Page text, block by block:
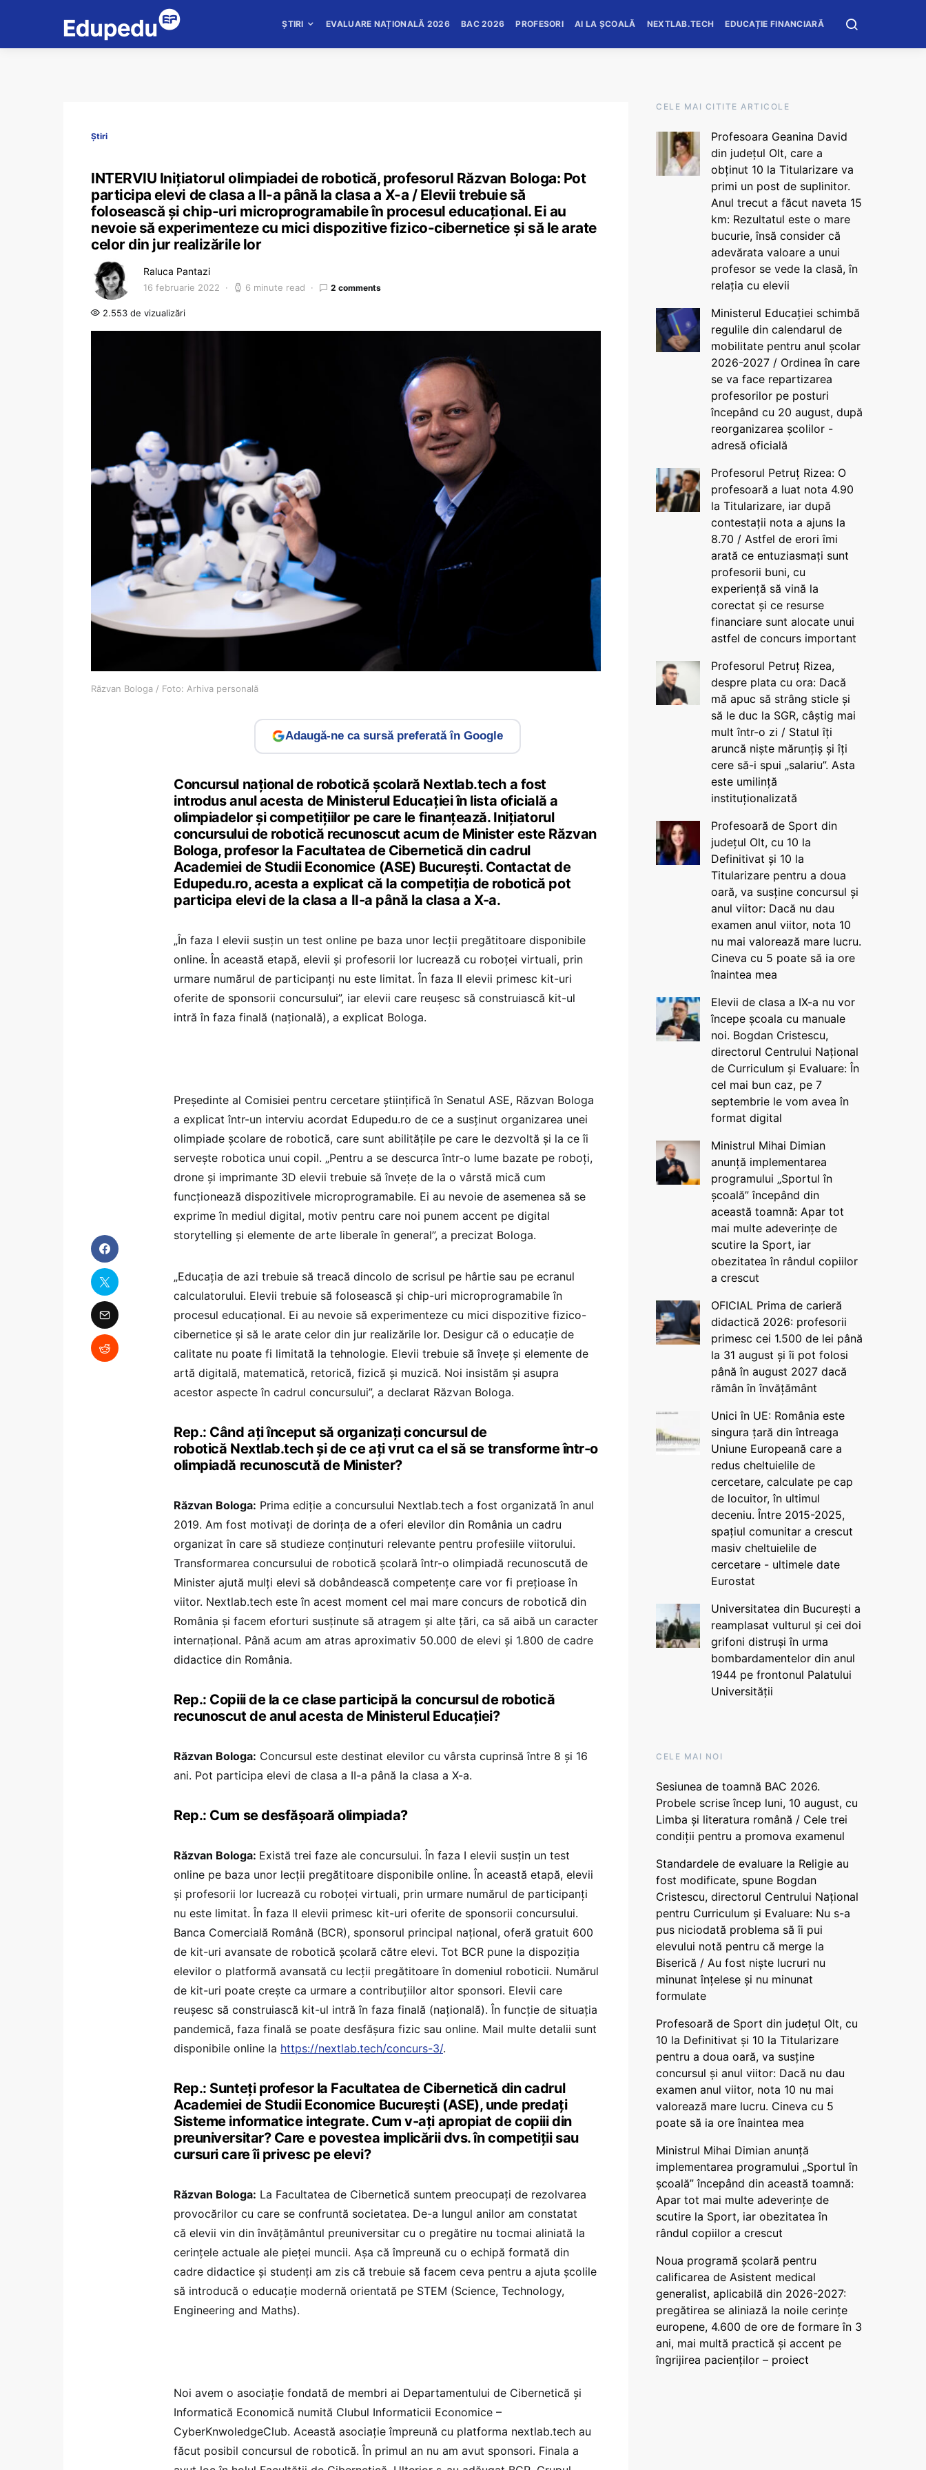
ȘTIRI EVALUARE NAȚIONALĂ 2026 BAC 2026 PROFESORI AI LA ȘCOALĂ NEXTLAB.TECH EDUCAȚIE FINANCIARĂ
Știri
INTERVIU Inițiatorul olimpiadei de robotică, profesorul Răzvan Bologa: Pot
participa elevi de clasa a II-a până la clasa a X-a / Elevii trebuie să
folosească și chip-uri microprogramabile în procesul educațional. Ei au
nevoie să experimenteze cu mici dispozitive fizico-cibernetice și să le arate
celor din jur realizările lor
Raluca Pantazi
16 februarie 2022 6 minute read 2 comments
2.553 de vizualizări
Răzvan Bologa / Foto: Arhiva personală
Adaugă-ne ca sursă preferată în Google
Concursul național de robotică școlară Nextlab.tech a fost
introdus anul acesta de Ministerul Educației în lista oficială a
olimpiadelor și competițiilor pe care le finanțează. Inițiatorul
concursului de robotică recunoscut acum de Minister este Răzvan
Bologa, profesor la Facultatea de Cibernetică din cadrul
Academiei de Studii Economice (ASE) București. Contactat de
Edupedu.ro, acesta a explicat că la competiția de robotică pot
participa elevi de la clasa a II-a până la clasa a X-a.
„În faza I elevii susțin un test online pe baza unor lecții pregătitoare disponibile
online. În această etapă, elevii și profesorii lor lucrează cu roboței virtuali, prin
urmare numărul de participanți nu este limitat. În faza II elevii primesc kit-uri
oferite de sponsorii concursului”, iar elevii care reușesc să construiască kit-ul
intră în faza finală (națională), a explicat Bologa.
Președinte al Comisiei pentru cercetare științifică în Senatul ASE, Răzvan Bologa
a explicat într-un interviu acordat Edupedu.ro de ce a susținut organizarea unei
olimpiade școlare de robotică, care sunt abilitățile pe care le dezvoltă și la ce îi
servește robotica unui copil. „Pentru a se descurca într-o lume bazate pe roboți,
drone și imprimante 3D elevii trebuie să învețe de la o vârstă mică cum
funcționează dispozitivele microprogramabile. Ei au nevoie de asemenea să se
exprime în mediul digital, motiv pentru care noi punem accent pe digital
storytelling și elemente de arte liberale în general”, a precizat Bologa.
„Educația de azi trebuie să treacă dincolo de scrisul pe hârtie sau pe ecranul
calculatorului. Elevii trebuie să folosească și chip-uri microprogramabile în
procesul educațional. Ei au nevoie să experimenteze cu mici dispozitive fizico-
cibernetice și să le arate celor din jur realizările lor. Desigur că o educație de
calitate nu poate fi limitată la tehnologie. Elevii trebuie să învețe și elemente de
artă digitală, matematică, retorică, fizică și muzică. Noi insistăm și asupra
acestor aspecte în cadrul concursului”, a declarat Răzvan Bologa.
Rep.: Când ați început să organizați concursul de
robotică Nextlab.tech și de ce ați vrut ca el să se transforme într-o
olimpiadă recunoscută de Minister?
Răzvan Bologa: Prima ediție a concursului Nextlab.tech a fost organizată în anul
2019. Am fost motivați de dorința de a oferi elevilor din România un cadru
organizat în care să studieze conținuturi relevante pentru profesiile viitorului.
Transformarea concursului de robotică școlară într-o olimpiadă recunoscută de
Minister ajută mulți elevi să dobândească competențe care vor fi prețioase în
viitor. Nextlab.tech este în acest moment cel mai mare concurs de robotică din
România și facem eforturi susținute să atragem și alte țări, ca să aibă un caracter
internațional. Până acum am atras aproximativ 50.000 de elevi și 1.800 de cadre
didactice din România.
Rep.: Copiii de la ce clase participă la concursul de robotică
recunoscut de anul acesta de Ministerul Educației?
Răzvan Bologa: Concursul este destinat elevilor cu vârsta cuprinsă între 8 și 16
ani. Pot participa elevi de clasa a II-a până la clasa a X-a.
Rep.: Cum se desfășoară olimpiada?
Răzvan Bologa: Există trei faze ale concursului. În faza I elevii susțin un test
online pe baza unor lecții pregătitoare disponibile online. În această etapă, elevii
și profesorii lor lucrează cu roboței virtuali, prin urmare numărul de participanți
nu este limitat. În faza II elevii primesc kit-uri oferite de sponsorii concursului.
Banca Comercială Română (BCR), sponsorul principal național, oferă gratuit 600
de kit-uri avansate de robotică școlară către elevi. Tot BCR pune la dispoziția
elevilor o platformă avansată cu lecții pregătitoare în domeniul roboticii. Numărul
de kit-uri poate crește ca urmare a contribuțiilor altor sponsori. Elevii care
reușesc să construiască kit-ul intră în faza finală (națională). În funcție de situația
pandemică, faza finală se poate desfășura fizic sau online. Mail multe detalii sunt
disponibile online la https://nextlab.tech/concurs-3/.
Rep.: Sunteți profesor la Facultatea de Cibernetică din cadrul
Academiei de Studii Economice București (ASE), unde predați
Sisteme informatice integrate. Cum v-ați apropiat de copiii din
preuniversitar? Care e povestea implicării dvs. în competiții sau
cursuri care îi privesc pe elevi?
Răzvan Bologa: La Facultatea de Cibernetică suntem preocupați de rezolvarea
provocărilor cu care se confruntă societatea. De-a lungul anilor am constatat
că elevii vin din învățământul preuniversitar cu o pregătire nu tocmai aliniată la
cerințele actuale ale pieței muncii. Așa că împreună cu o echipă formată din
cadre didactice și studenți am zis că trebuie să facem ceva pentru a ajuta școlile
să introducă o educație modernă orientată pe STEM (Science, Technology,
Engineering and Maths).
Noi avem o asociație fondată de membri ai Departamentului de Cibernetică și
Informatică Economică numită Clubul Informaticii Economice –
CyberKnwoledgeClub. Această asociație împreună cu platforma nextlab.tech au
făcut posibil concursul de robotică. În primul an nu am avut sponsori. Finala a
CELE MAI CITITE ARTICOLE
Profesoara Geanina David
din județul Olt, care a
obținut 10 la Titularizare va
primi un post de suplinitor.
Anul trecut a făcut naveta 15
km: Rezultatul este o mare
bucurie, însă consider că
adevărata valoare a unui
profesor se vede la clasă, în
relația cu elevii
Ministerul Educației schimbă
regulile din calendarul de
mobilitate pentru anul școlar
2026-2027 / Ordinea în care
se va face repartizarea
profesorilor pe posturi
începând cu 20 august, după
reorganizarea școlilor -
adresă oficială
Profesorul Petruț Rizea: O
profesoară a luat nota 4.90
la Titularizare, iar după
contestații nota a ajuns la
8.70 / Astfel de erori îmi
arată ce entuziasmați sunt
profesorii buni, cu
experiență să vină la
corectat și ce resurse
financiare sunt alocate unui
astfel de concurs important
Profesorul Petruț Rizea,
despre plata cu ora: Dacă
mă apuc să strâng sticle și
să le duc la SGR, câștig mai
mult într-o zi / Statul îți
aruncă niște mărunțiș și îți
cere să-i spui „salariu”. Asta
este umilință
instituționalizată
Profesoară de Sport din
județul Olt, cu 10 la
Definitivat și 10 la
Titularizare pentru a doua
oară, va susține concursul și
anul viitor: Dacă nu dau
examen anul viitor, nota 10
nu mai valorează mare lucru.
Cineva cu 5 poate să ia ore
înaintea mea
Elevii de clasa a IX-a nu vor
începe școala cu manuale
noi. Bogdan Cristescu,
directorul Centrului Național
de Curriculum și Evaluare: În
cel mai bun caz, pe 7
septembrie le vom avea în
format digital
Ministrul Mihai Dimian
anunță implementarea
programului „Sportul în
școală” începând din
această toamnă: Apar tot
mai multe adeverințe de
scutire la Sport, iar
obezitatea în rândul copiilor
a crescut
OFICIAL Prima de carieră
didactică 2026: profesorii
primesc cei 1.500 de lei până
la 31 august și îi pot folosi
până în august 2027 dacă
rămân în învățământ
Unici în UE: România este
singura țară din întreaga
Uniune Europeană care a
redus cheltuielile de
cercetare, calculate pe cap
de locuitor, în ultimul
deceniu. Între 2015-2025,
spațiul comunitar a crescut
masiv cheltuielile de
cercetare - ultimele date
Eurostat
Universitatea din București a
reamplasat vulturul și cei doi
grifoni distruși în urma
bombardamentelor din anul
1944 pe frontonul Palatului
Universității
CELE MAI NOI
Sesiunea de toamnă BAC 2026.
Probele scrise încep luni, 10 august, cu
Limba și literatura română / Cele trei
condiții pentru a promova examenul
Standardele de evaluare la Religie au
fost modificate, spune Bogdan
Cristescu, directorul Centrului Național
pentru Curriculum și Evaluare: Nu s-a
pus niciodată problema să îi pui
elevului notă pentru că merge la
Biserică / Au fost niște lucruri nu
minunat înțelese și nu minunat
formulate
Profesoară de Sport din județul Olt, cu
10 la Definitivat și 10 la Titularizare
pentru a doua oară, va susține
concursul și anul viitor: Dacă nu dau
examen anul viitor, nota 10 nu mai
valorează mare lucru. Cineva cu 5
poate să ia ore înaintea mea
Ministrul Mihai Dimian anunță
implementarea programului „Sportul în
școală” începând din această toamnă:
Apar tot mai multe adeverințe de
scutire la Sport, iar obezitatea în
rândul copiilor a crescut
Noua programă școlară pentru
calificarea de Asistent medical
generalist, aplicabilă din 2026-2027:
pregătirea se aliniază la noile cerințe
europene, 4.600 de ore de formare în 3
ani, mai multă practică și accent pe
îngrijirea pacienților – proiect